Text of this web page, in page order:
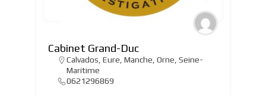
Cabinet Grand-Duc
Calvados, Eure, Manche, Orne, Seine-
Maritime
0621296869